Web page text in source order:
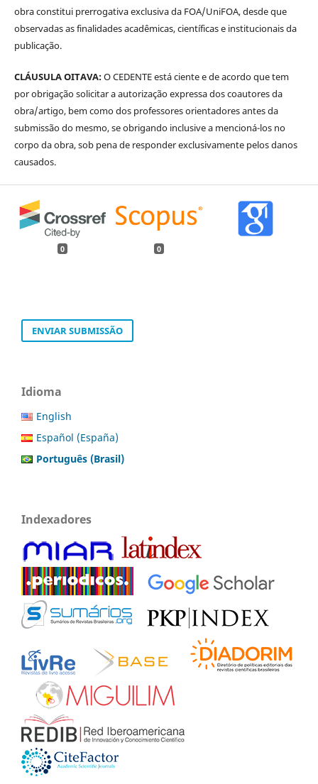
obra constitui prerrogativa exclusiva da FOA/UniFOA, desde que
observadas as finalidades acadêmicas, científicas e institucionais da
publicação.
CLÁUSULA OITAVA:O CEDENTE está ciente e de acordo que tem
por obrigação solicitar a autorização expressa dos coautores da
obra/artigo, bem como dos professores orientadores antes da
submissão do mesmo, se obrigando inclusive a mencioná-los no
corpo da obra, sob pena de responder exclusivamente pelos danos
causados.
0 0
ENVIAR SUBMISSÃO
Idioma
English
Español (España)
Português (Brasil)
Indexadores